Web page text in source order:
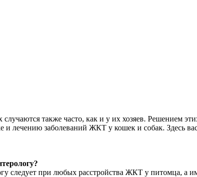
также часто, как и у их хозяев. Решением
и лечению заболеваний ЖКТ у кошек и собак. Здесь
следует при любых расстройства ЖКТ у питомца, а